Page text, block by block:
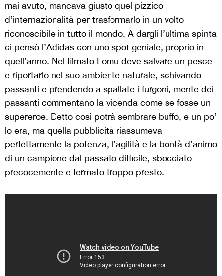
mai avuto, mancava giusto quel pizzico
d’internazionalità per trasformarlo in un volto
riconoscibile in tutto il mondo. A dargli l’ultima spinta
ci pensò l’Adidas con uno spot geniale, proprio in
quell’anno. Nel filmato Lomu deve salvare un pesce
e riportarlo nel suo ambiente naturale, schivando
passanti e prendendo a spallate i furgoni, mente dei
passanti commentano la vicenda come se fosse un
supereroe. Detto così potrà sembrare buffo, e un po’
lo era, ma quella pubblicità riassumeva
perfettamente la potenza, l’agilità e la bontà d’animo
di un campione dal passato difficile, sbocciato
precocemente e fermato troppo presto.